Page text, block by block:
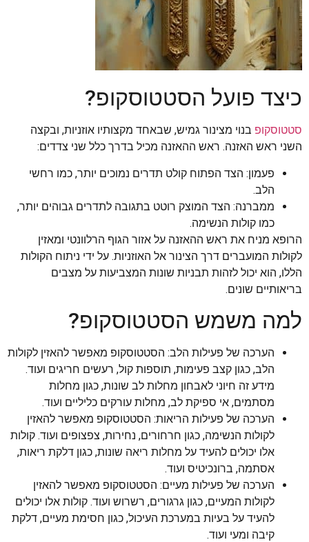
כיצד פועל הסטטוסקופ?
סטטוסקופ בנוי מצינור גמיש, שבאחד מקצותיו אוזניות, ובקצה
השני ראש האזנה. ראש ההאזנה מכיל בדרך כלל שני צדדים:
פעמון: הצד הפתוח קולט תדרים נמוכים יותר, כמו רחשי
הלב.
ממברנה: הצד המוצק רוטט בתגובה לתדרים גבוהים יותר,
כמו קולות הנשימה.
הרופא מניח את ראש ההאזנה על אזור הגוף הרלוונטי ומאזין
לקולות המועברים דרך הצינור אל האוזניות. על ידי ניתוח הקולות
הללו, הוא יכול לזהות תבניות שונות המצביעות על מצבים
בריאותיים שונים.
למה משמש הסטטוסקופ?
הערכה של פעילות הלב: הסטטוסקופ מאפשר להאזין לקולות
הלב, כגון קצב פעימות, תוספות קול, רעשים חריגים ועוד.
מידע זה חיוני לאבחון מחלות לב שונות, כגון מחלות
מסתמים, אי ספיקת לב, מחלות עורקים כליליים ועוד.
הערכה של פעילות הריאות: הסטטוסקופ מאפשר להאזין
לקולות הנשימה, כגון חרחורים, נחירות, צפצופים ועוד. קולות
אלו יכולים להעיד על מחלות ריאה שונות, כגון דלקת ריאות,
אסתמה, ברונכיטיס ועוד.
הערכה של פעילות מעיים: הסטטוסקופ מאפשר להאזין
לקולות המעיים, כגון גרגורים, רשרוש ועוד. קולות אלו יכולים
להעיד על בעיות במערכת העיכול, כגון חסימת מעיים, דלקת
קיבה ומעי ועוד.